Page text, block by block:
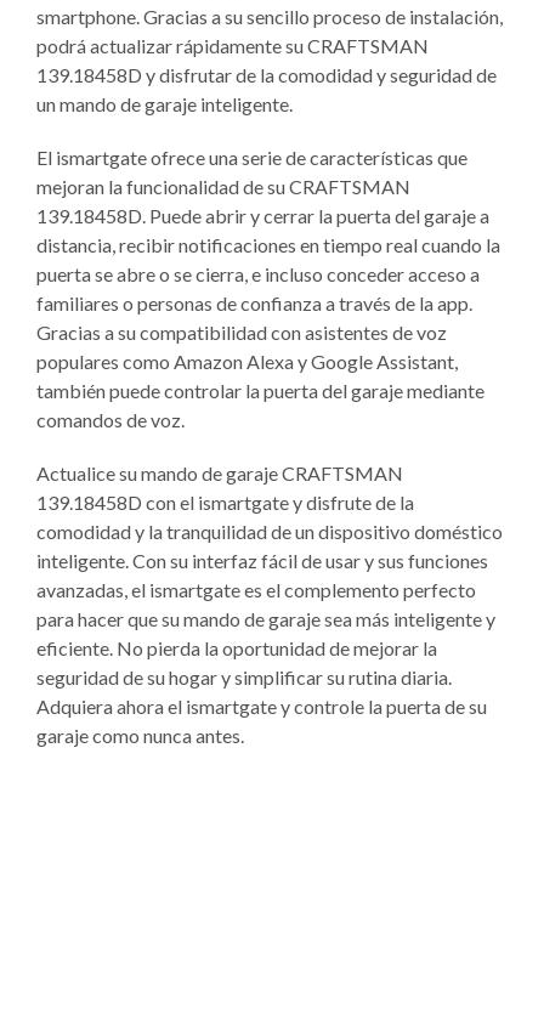
smartphone. Gracias a su sencillo proceso de instalación,
podrá actualizar rápidamente su CRAFTSMAN
139.18458D y disfrutar de la comodidad y seguridad de
un mando de garaje inteligente.
El ismartgate ofrece una serie de características que
mejoran la funcionalidad de su CRAFTSMAN
139.18458D. Puede abrir y cerrar la puerta del garaje a
distancia, recibir notificaciones en tiempo real cuando la
puerta se abre o se cierra, e incluso conceder acceso a
familiares o personas de confianza a través de la app.
Gracias a su compatibilidad con asistentes de voz
populares como Amazon Alexa y Google Assistant,
también puede controlar la puerta del garaje mediante
comandos de voz.
Actualice su mando de garaje CRAFTSMAN
139.18458D con el ismartgate y disfrute de la
comodidad y la tranquilidad de un dispositivo doméstico
inteligente. Con su interfaz fácil de usar y sus funciones
avanzadas, el ismartgate es el complemento perfecto
para hacer que su mando de garaje sea más inteligente y
eficiente. No pierda la oportunidad de mejorar la
seguridad de su hogar y simplificar su rutina diaria.
Adquiera ahora el ismartgate y controle la puerta de su
garaje como nunca antes.